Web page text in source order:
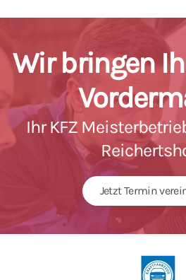
Wir bringen
Ihr KFZ
Jetzt Termin